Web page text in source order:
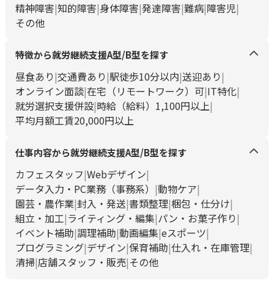
精神障害 知的障害 身体障害 発達障害 難病 障害児
その他
特徴から就労継続支援A型/B型を探す
昼食あり 交通費あり 駅徒歩10分以内 送迎あり
オンライン面談 在宅（リモートワーク）可 IT特化
就労選択支援併設 時給（給料）1,100円以上
平均月額工賃20,000円以上
仕事内容から就労継続支援A型/B型を探す
カフェスタッフ Webデザイン
データ入力・PC業務（事務系）
動物ケア
園芸・農作業 封入・発送 書類整理 梱包・仕分け
組立・加工 ライティング・編集 パン・お菓子作り
イベント補助 調理補助 動画編集 eスポーツ
プログラミング デザイン 保育補助 仕入れ・在庫管理
清掃 店舗スタッフ・販売 その他